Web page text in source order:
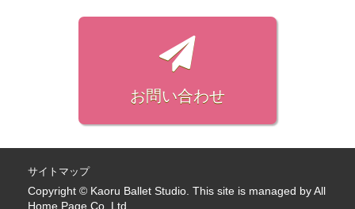
2018年3月 (3)
2017年5月 (6)
2016年1月 (2)
2015年1月 (1)
2014年3月 (2)
2012年3月 (3)
2012年1月 (3)
お問い合わせ
サイトマップ
Copyright © Kaoru Ballet Studio. This site is managed by All
Home Page Co. Ltd.